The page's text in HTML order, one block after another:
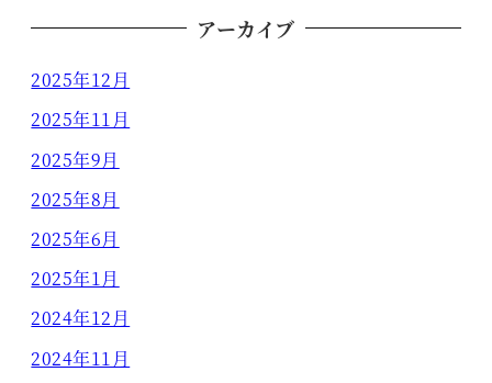
アーカイブ
2025年12月
2025年11月
2025年9月
2025年8月
2025年6月
2025年1月
2024年12月
2024年11月